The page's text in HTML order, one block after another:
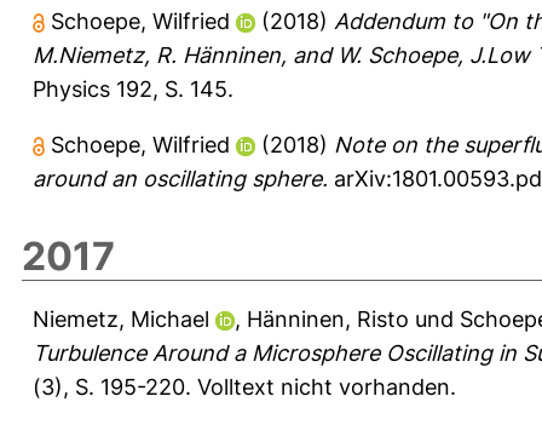
Schoepe, Wilfried (2018) Addendum to "On
M.Niemetz, R. Hänninen, and W. Schoepe, J.Low
Physics 192, S. 145.
Schoepe, Wilfried (2018) Note on the
around an oscillating sphere.
2017
Niemetz, Michael , Hänninen, Risto und
Turbulence Around a Microsphere Oscillating in
(3), S. 195-220. Volltext nicht vorhanden.